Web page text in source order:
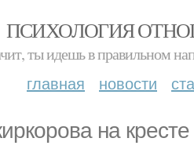
ПСИХОЛОГИЯ
ты идешь в правильном
главная новости
на